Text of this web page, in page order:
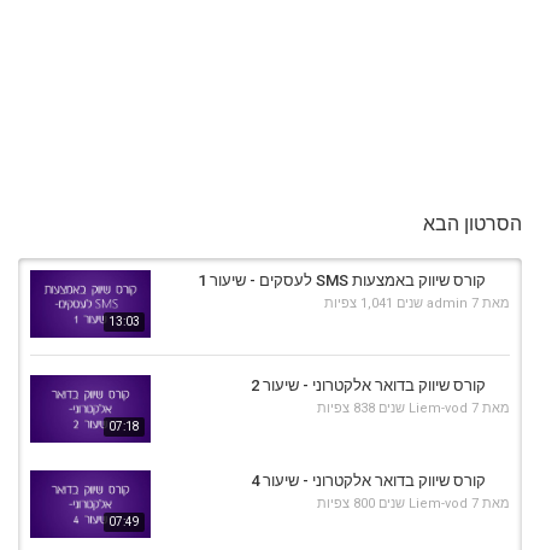
הסרטון הבא
13:03
קורס שיווק באמצעות SMS לעסקים - שיעור 1
מאת admin 7 שנים 1,041 צפיות
07:18
קורס שיווק בדואר אלקטרוני - שיעור 2
מאת Liem-vod 7 שנים 838 צפיות
07:49
קורס שיווק בדואר אלקטרוני - שיעור 4
מאת Liem-vod 7 שנים 800 צפיות